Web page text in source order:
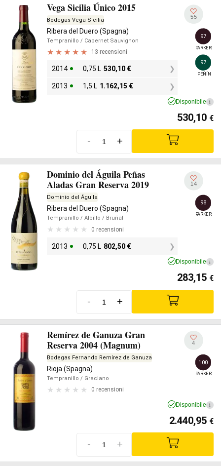
Vega Sicilia Único 2015
Bodegas Vega Sicilia
Ribera del Duero (Spagna)
Tempranillo / Cabernet Sauvignon
13 recensioni
2014 0,75 L 530,10 €
2013 1,5 L 1.162,15 €
55
97
PARKER
97
PEÑÍN
Disponibile i
530,10 €
- +
Dominio del Águila Peñas
Aladas Gran Reserva 2019
Dominio del Águila
Ribera del Duero (Spagna)
Tempranillo / Albillo / Bruñal
0 recensioni
2013 0,75 L 802,50 €
14
98
PARKER
Disponibile i
283,15 €
- +
Remírez de Ganuza Gran
Reserva 2004 (Magnum)
Bodegas Fernando Remírez de Ganuza
Rioja (Spagna)
Tempranillo / Graciano
0 recensioni
4
100
PARKER
Disponibile i
2.440,95 €
- +